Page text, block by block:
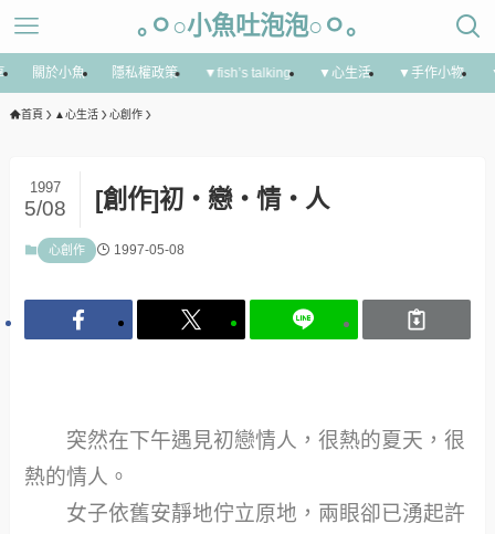
｡ㅇ○小魚吐泡泡○ㅇ｡
關於小魚 隱私權政策 ▼fish’s talking ▼心生活 ▼手作小物
首頁 ▲心生活 心創作
[創作]初‧戀‧情‧人
1997
5/08
心創作 1997-05-08
突然在下午遇見初戀情人，很熱的夏天，很
熱的情人。
女子依舊安靜地佇立原地，兩眼卻已湧起許